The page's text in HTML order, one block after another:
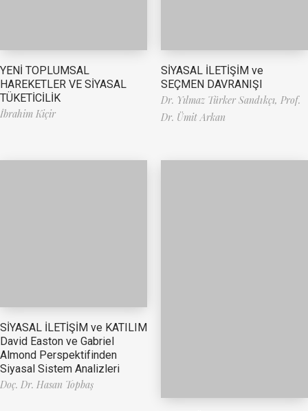
YENİ TOPLUMSAL
HAREKETLER VE SİYASAL
TÜKETİCİLİK
İbrahim Kiçir
SİYASAL İLETİŞİM ve
SEÇMEN DAVRANIŞI
Dr. Yılmaz Türker Sandıkçı, Prof.
Dr. Ümit Arkan
SİYASAL İLETİŞİM ve KATILIM
David Easton ve Gabriel
Almond Perspektifinden
Siyasal Sistem Analizleri
Doç. Dr. Hasan Topbaş